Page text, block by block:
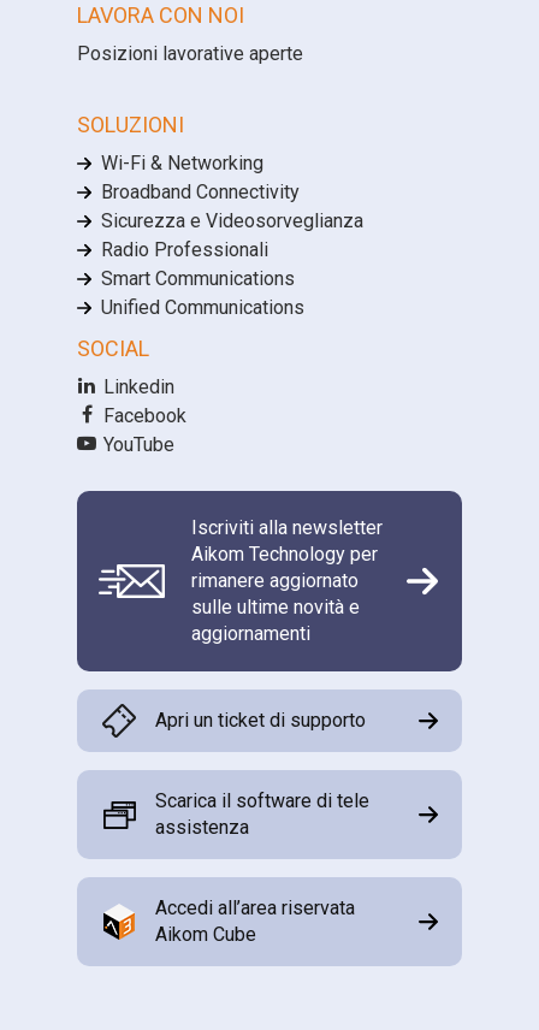
LAVORA CON NOI
Posizioni lavorative aperte
SOLUZIONI
Wi-Fi & Networking
Broadband Connectivity
Sicurezza e Videosorveglianza
Radio Professionali
Smart Communications
Unified Communications
SOCIAL
Linkedin
Facebook
YouTube
Iscriviti alla newsletter
Aikom Technology per
rimanere aggiornato
sulle ultime novità e
aggiornamenti
Apri un ticket di supporto
Scarica il software di tele
assistenza
Accedi all’area riservata
Aikom Cube